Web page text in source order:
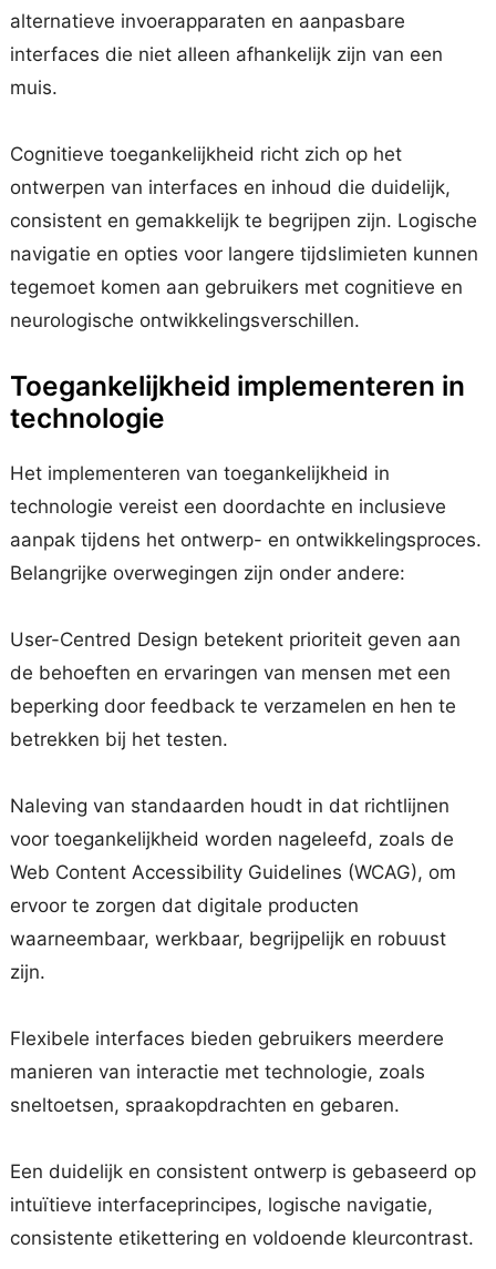
alternatieve invoerapparaten en aanpasbare
interfaces die niet alleen afhankelijk zijn van een
muis.
Cognitieve toegankelijkheid richt zich op het
ontwerpen van interfaces en inhoud die duidelijk,
consistent en gemakkelijk te begrijpen zijn. Logische
navigatie en opties voor langere tijdslimieten kunnen
tegemoet komen aan gebruikers met cognitieve en
neurologische ontwikkelingsverschillen.
Toegankelijkheid implementeren in
technologie
Het implementeren van toegankelijkheid in
technologie vereist een doordachte en inclusieve
aanpak tijdens het ontwerp- en ontwikkelingsproces.
Belangrijke overwegingen zijn onder andere:
User-Centred Design betekent prioriteit geven aan
de behoeften en ervaringen van mensen met een
beperking door feedback te verzamelen en hen te
betrekken bij het testen.
Naleving van standaarden houdt in dat richtlijnen
voor toegankelijkheid worden nageleefd, zoals de
Web Content Accessibility Guidelines (WCAG), om
ervoor te zorgen dat digitale producten
waarneembaar, werkbaar, begrijpelijk en robuust
zijn.
Flexibele interfaces bieden gebruikers meerdere
manieren van interactie met technologie, zoals
sneltoetsen, spraakopdrachten en gebaren.
Een duidelijk en consistent ontwerp is gebaseerd op
intuïtieve interfaceprincipes, logische navigatie,
consistente etikettering en voldoende kleurcontrast.